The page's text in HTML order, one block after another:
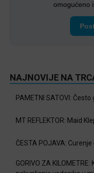
omogućeno
NAJNOVIJE NA
PAMETNI SATOVI:
MT REFLEKTOR: Maid
ČESTA POJAVA:
GORIVO ZA